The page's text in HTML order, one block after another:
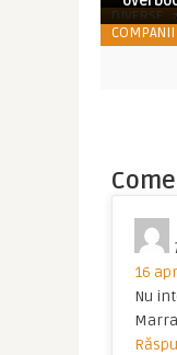
DIVERSE
COMPANII
16
Nu